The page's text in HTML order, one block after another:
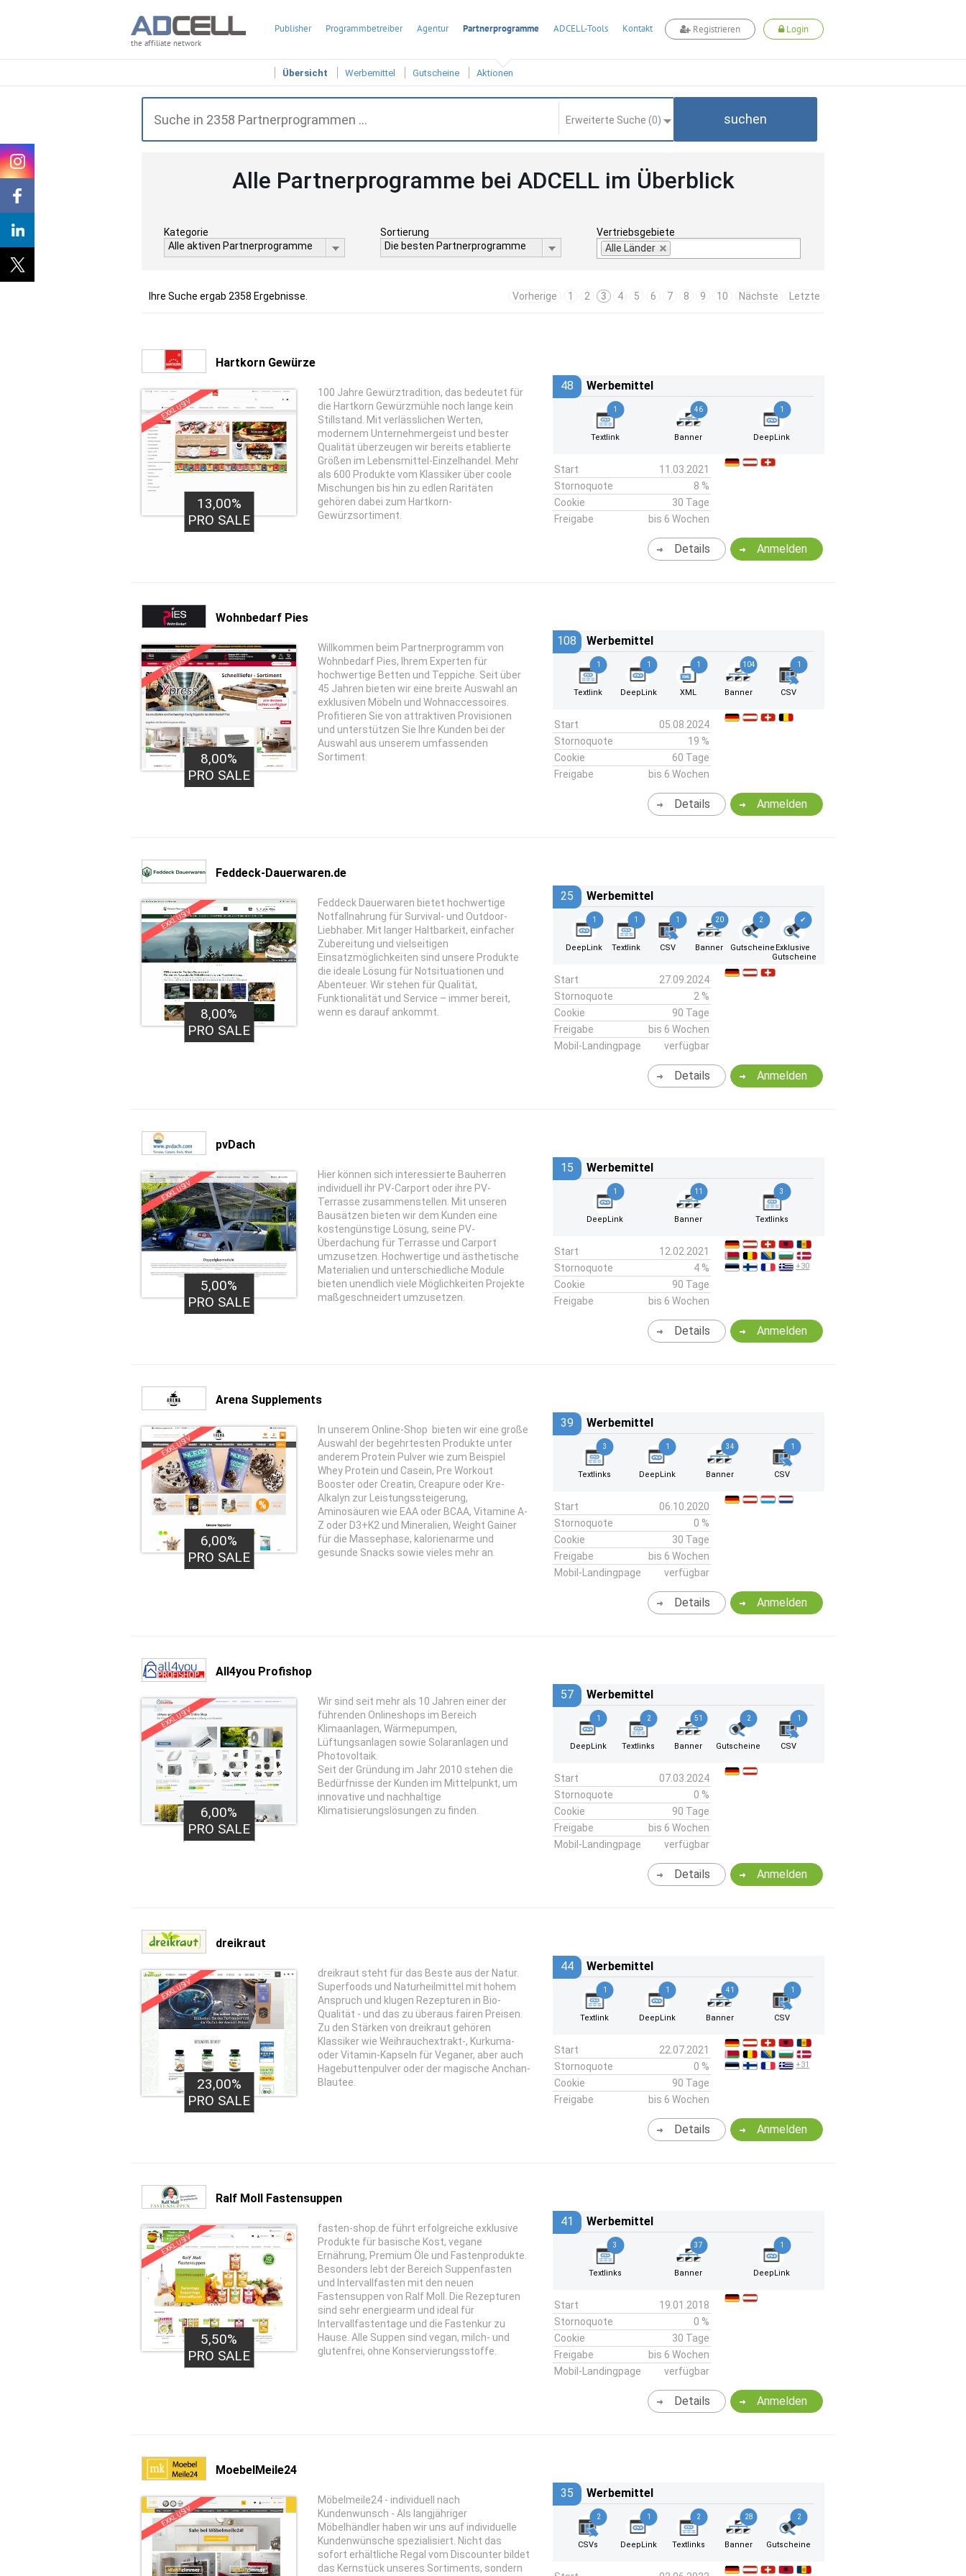
the affiliate network
Publisher Programmbetreiber Agentur Partnerprogramme ADCELL-Tools Kontakt Registrieren Login
Übersicht Werbemittel Gutscheine Aktionen
Erweiterte Suche (0) suchen
Alle Partnerprogramme bei ADCELL im Überblick
Kategorie
Alle aktiven Partnerprogramme
Sortierung
Die besten Partnerprogramme
Vertriebsgebiete
Alle Länder
Ihre Suche ergab 2358 Ergebnisse. Vorherige 1 2 3 4 5 6 7 8 9 10 Nächste Letzte
Hartkorn Gewürze
EXKLUSIV
13,00%
PRO SALE
100 Jahre Gewürztradition, das bedeutet für
die Hartkorn Gewürzmühle noch lange kein
Stillstand. Mit verlässlichen Werten,
modernem Unternehmergeist und bester
Qualität überzeugen wir bereits etablierte
Größen im Lebensmittel-Einzelhandel. Mehr
als 600 Produkte vom Klassiker über coole
Mischungen bis hin zu edlen Raritäten
gehören dabei zum Hartkorn-
Gewürzsortiment.
48 Werbemittel
1
Textlink
46
Banner
1
DeepLink
Start
11.03.2021
Stornoquote
8 %
Cookie
30 Tage
Freigabe
bis 6 Wochen
Anmelden
Details
Wohnbedarf Pies
EXKLUSIV
8,00%
PRO SALE
Willkommen beim Partnerprogramm von
Wohnbedarf Pies, Ihrem Experten für
hochwertige Betten und Teppiche. Seit über
45 Jahren bieten wir eine breite Auswahl an
exklusiven Möbeln und Wohnaccessoires.
Profitieren Sie von attraktiven Provisionen
und unterstützen Sie Ihre Kunden bei der
Auswahl aus unserem umfassenden
Sortiment.
108 Werbemittel
1
Textlink
1
DeepLink
1
XML
104
Banner
1
CSV
Start
05.08.2024
Stornoquote
19 %
Cookie
60 Tage
Freigabe
bis 6 Wochen
Anmelden
Details
Feddeck-Dauerwaren.de
EXKLUSIV
8,00%
PRO SALE
Feddeck Dauerwaren bietet hochwertige
Notfallnahrung für Survival- und Outdoor-
Liebhaber. Mit langer Haltbarkeit, einfacher
Zubereitung und vielseitigen
Einsatzmöglichkeiten sind unsere Produkte
die ideale Lösung für Notsituationen und
Abenteuer. Wir stehen für Qualität,
Funktionalität und Service – immer bereit,
wenn es darauf ankommt.
25 Werbemittel
1
DeepLink
1
Textlink
1
CSV
20
Banner
2
Gutscheine
✔
Exklusive
Gutscheine
Start
27.09.2024
Stornoquote
2 %
Cookie
90 Tage
Freigabe
bis 6 Wochen
Mobil-Landingpage
verfügbar
Anmelden
Details
pvDach
EXKLUSIV
5,00%
PRO SALE
Hier können sich interessierte Bauherren
individuell ihr PV-Carport oder ihre PV-
Terrasse zusammenstellen. Mit unseren
Bausätzen bieten wir dem Kunden eine
kostengünstige Lösung, seine PV-
Überdachung für Terrasse und Carport
umzusetzen. Hochwertige und ästhetische
Materialien und unterschiedliche Module
bieten unendlich viele Möglichkeiten Projekte
maßgeschneidert umzusetzen.
15 Werbemittel
1
DeepLink
11
Banner
3
Textlinks
Start
12.02.2021
Stornoquote
4 %
Cookie
90 Tage
Freigabe
bis 6 Wochen
+30
Anmelden
Details
Arena Supplements
EXKLUSIV
6,00%
PRO SALE
In unserem Online-Shop bieten wir eine große
Auswahl der begehrtesten Produkte unter
anderem Protein Pulver wie zum Beispiel
Whey Protein und Casein, Pre Workout
Booster oder Creatin, Creapure oder Kre-
Alkalyn zur Leistungssteigerung,
Aminosäuren wie EAA oder BCAA, Vitamine A-
Z oder D3+K2 und Mineralien, Weight Gainer
für die Massephase, kalorienarme und
gesunde Snacks sowie vieles mehr an.
39 Werbemittel
3
Textlinks
1
DeepLink
34
Banner
1
CSV
Start
06.10.2020
Stornoquote
0 %
Cookie
30 Tage
Freigabe
bis 6 Wochen
Mobil-Landingpage
verfügbar
Anmelden
Details
All4you Profishop
EXKLUSIV
35,00€
PRO LEAD
6,00%
PRO SALE
Wir sind seit mehr als 10 Jahren einer der
führenden Onlineshops im Bereich
Klimaanlagen, Wärmepumpen,
Lüftungsanlagen sowie Solaranlagen und
Photovoltaik.
Seit der Gründung im Jahr 2010 stehen die
Bedürfnisse der Kunden im Mittelpunkt, um
innovative und nachhaltige
Klimatisierungslösungen zu finden.
57 Werbemittel
1
DeepLink
2
Textlinks
51
Banner
2
Gutscheine
1
CSV
Start
07.03.2024
Stornoquote
0 %
Cookie
90 Tage
Freigabe
bis 6 Wochen
Mobil-Landingpage
verfügbar
Anmelden
Details
dreikraut
EXKLUSIV
23,00%
PRO SALE
dreikraut steht für das Beste aus der Natur.
Superfoods und Naturheilmittel mit hohem
Anspruch und klugen Rezepturen in Bio-
Qualität - und das zu überaus fairen Preisen.
Zu den Stärken von dreikraut gehören
Klassiker wie Weihrauchextrakt-, Kurkuma-
oder Vitamin-Kapseln für Veganer, aber auch
Hagebuttenpulver oder der magische Anchan-
Blautee.
44 Werbemittel
1
Textlink
1
DeepLink
41
Banner
1
CSV
Start
22.07.2021
Stornoquote
0 %
Cookie
90 Tage
Freigabe
bis 6 Wochen
+31
Anmelden
Details
Ralf Moll Fastensuppen
EXKLUSIV
5,50%
PRO SALE
fasten-shop.de führt erfolgreiche exklusive
Produkte für basische Kost, vegane
Ernährung, Premium Öle und Fastenprodukte.
Besonders lebt der Bereich Suppenfasten
und Intervallfasten mit den neuen
Fastensuppen von Ralf Moll. Die Rezepturen
sind sehr energiearm und ideal für
Intervallfastentage und die Fastenkur zu
Hause. Alle Suppen sind vegan, milch- und
glutenfrei, ohne Konservierungsstoffe.
41 Werbemittel
3
Textlinks
37
Banner
1
DeepLink
Start
19.01.2018
Stornoquote
0 %
Cookie
30 Tage
Freigabe
bis 6 Wochen
Mobil-Landingpage
verfügbar
Anmelden
Details
MoebelMeile24
EXKLUSIV
Möbelmeile24 - individuell nach
Kundenwunsch - Als langjähriger
Möbelhändler haben wir uns auf individuelle
Kundenwünsche spezialisiert. Nicht das
sofort erhältliche Regal vom Discounter bildet
das Kernstück unseres Sortiments, sondern
35 Werbemittel
2
CSVs
1
DeepLink
2
Textlinks
28
Banner
2
Gutscheine